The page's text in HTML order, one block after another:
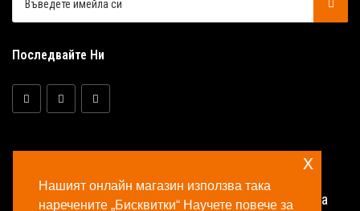
Последвайте Ни
© Copyright 2026 Аква Селект ООД Всички права
Нашият онлайн магазин използва така
наречените „Бисквитки“ Научете повече за
x